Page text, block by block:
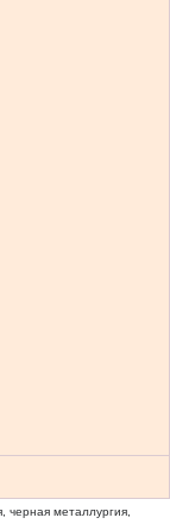
черная металлургия,